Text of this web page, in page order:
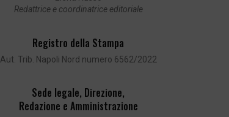
Redattrice e coordinatrice editoriale
Registro della Stampa
Aut. Trib. Napoli Nord numero 6562/2022
Sede legale, Direzione,
Redazione e Amministrazione